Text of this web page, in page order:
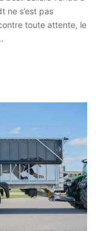
ne s’est pas
toute attente, le